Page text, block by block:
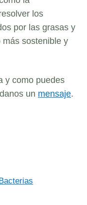
los
por las grasas y
sostenible y
y como puedes
un mensaje.